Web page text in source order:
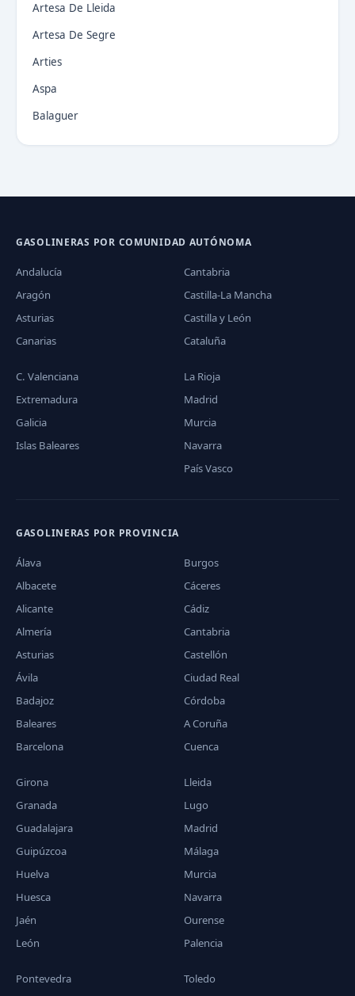
Artesa De Lleida
Artesa De Segre
Arties
Aspa
Balaguer
GASOLINERAS POR COMUNIDAD AUTÓNOMA
Andalucía
Aragón
Asturias
Canarias
Cantabria
Castilla-La Mancha
Castilla y León
Cataluña
C. Valenciana
Extremadura
Galicia
Islas Baleares
La Rioja
Madrid
Murcia
Navarra
País Vasco
GASOLINERAS POR PROVINCIA
Álava
Albacete
Alicante
Almería
Asturias
Ávila
Badajoz
Baleares
Barcelona
Burgos
Cáceres
Cádiz
Cantabria
Castellón
Ciudad Real
Córdoba
A Coruña
Cuenca
Girona
Granada
Guadalajara
Guipúzcoa
Huelva
Huesca
Jaén
León
Lleida
Lugo
Madrid
Málaga
Murcia
Navarra
Ourense
Palencia
Pontevedra
Toledo